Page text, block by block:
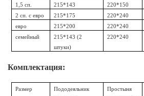
1,5 сп. 215*143 220*150
2 сп. с евро
215*175 220*240
евро
215*200 220*240
семейный
215*143 (2
штуки)
220*240
Комплектация:
Размер
Пододеяльник
Простыня